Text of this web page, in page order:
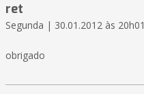
ret
Segunda | 30.01.2012 às 20h01
obrigado